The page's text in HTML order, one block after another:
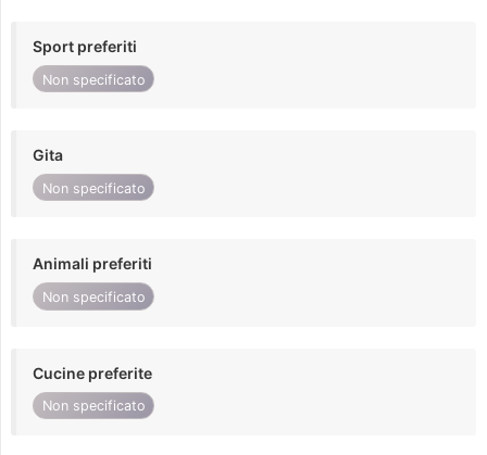
Sport preferiti
Non specificato
Gita
Non specificato
Animali preferiti
Non specificato
Cucine preferite
Non specificato